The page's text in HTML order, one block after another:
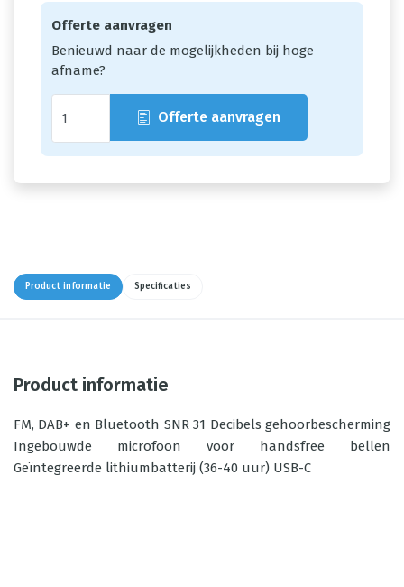
Offerte aanvragen
Benieuwd naar de mogelijkheden bij hoge
afname?
Offerte aanvragen
Product informatie Specificaties
Product informatie
FM, DAB+ en Bluetooth SNR 31 Decibels gehoorbescherming
Ingebouwde microfoon voor handsfree bellen
Geïntegreerde lithiumbatterij (36-40 uur) USB-C